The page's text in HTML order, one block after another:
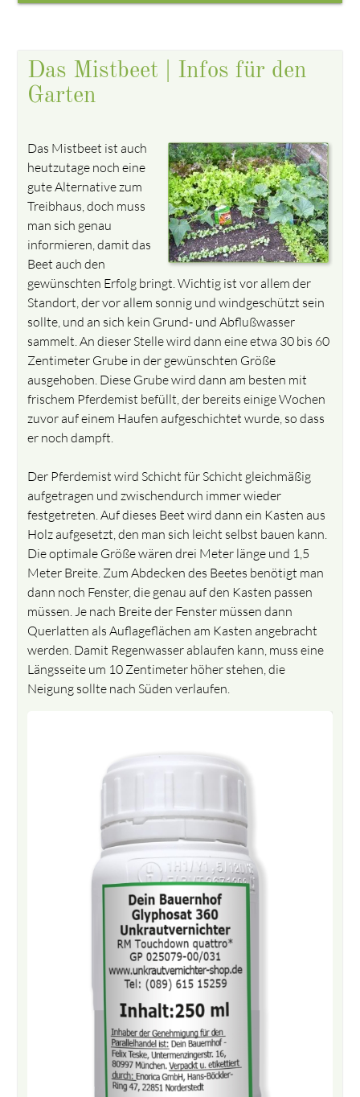
Das Mistbeet | Infos für den
Garten
Das Mistbeet ist auch
heutzutage noch eine
gute Alternative zum
Treibhaus, doch muss
man sich genau
informieren, damit das
Beet auch den
gewünschten Erfolg bringt. Wichtig ist vor allem der
Standort, der vor allem sonnig und windgeschützt sein
sollte, und an sich kein Grund- und Abflußwasser
sammelt. An dieser Stelle wird dann eine etwa 30 bis 60
Zentimeter Grube in der gewünschten Größe
ausgehoben. Diese Grube wird dann am besten mit
frischem Pferdemist befüllt, der bereits einige Wochen
zuvor auf einem Haufen aufgeschichtet wurde, so dass
er noch dampft.
Der Pferdemist wird Schicht für Schicht gleichmäßig
aufgetragen und zwischendurch immer wieder
festgetreten. Auf dieses Beet wird dann ein Kasten aus
Holz aufgesetzt, den man sich leicht selbst bauen kann.
Die optimale Größe wären drei Meter länge und 1,5
Meter Breite. Zum Abdecken des Beetes benötigt man
dann noch Fenster, die genau auf den Kasten passen
müssen. Je nach Breite der Fenster müssen dann
Querlatten als Auflageflächen am Kasten angebracht
werden. Damit Regenwasser ablaufen kann, muss eine
Längsseite um 10 Zentimeter höher stehen, die
Neigung sollte nach Süden verlaufen.